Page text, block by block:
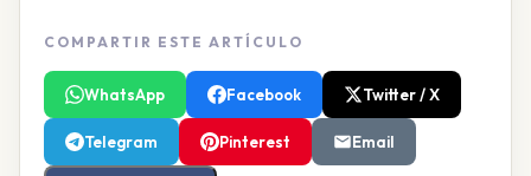
COMPARTIR ESTE ARTÍCULO
WhatsApp Facebook Twitter / X
Telegram Pinterest Email